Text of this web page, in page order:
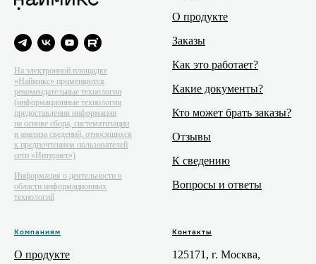
На электронной площадке
«Наймикс» применяются
рекомендательные технологии
(информационные технологии
предоставления информации
на основе сбора, систематизации
и анализа сведений, относящихся
к предпочтениям пользователей
сети «Интернет»)
Информация о деятельности в
области информационных
технологий
О продукте
Заказы
Как это работает?
Какие документы?
Кто может брать заказы?
Отзывы
К сведению
Вопросы и ответы
Компаниям
О продукте
Контакты
125171, г. Москва,